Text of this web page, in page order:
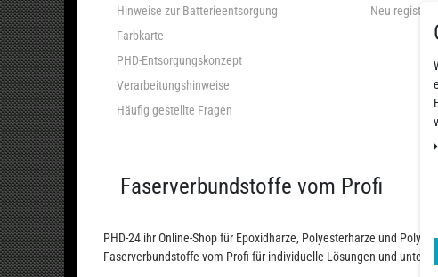
Hinweise zur Batterieentsorgung
Farbkarte
PHD-Entsorgungskonzept
Verarbeitungshinweise
Häufig gestellte Fragen
Neu
Faserverbundstoffe vom Profi
PHD-24 ihr Online-Shop für Epoxidharze, Polyesterharze und
Faserverbundstoffe vom Profi für individuelle Lösungen und